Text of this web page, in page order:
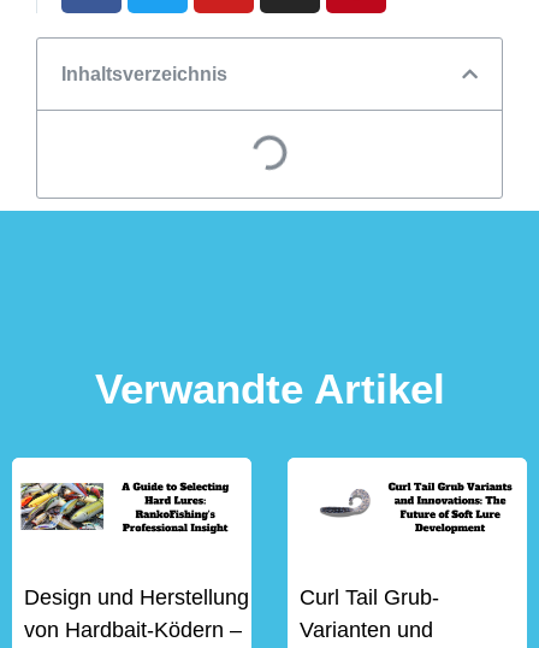
Inhaltsverzeichnis
Verwandte Artikel
Design und Herstellung
von Hardbait-Ködern –
Curl Tail Grub-
Varianten und